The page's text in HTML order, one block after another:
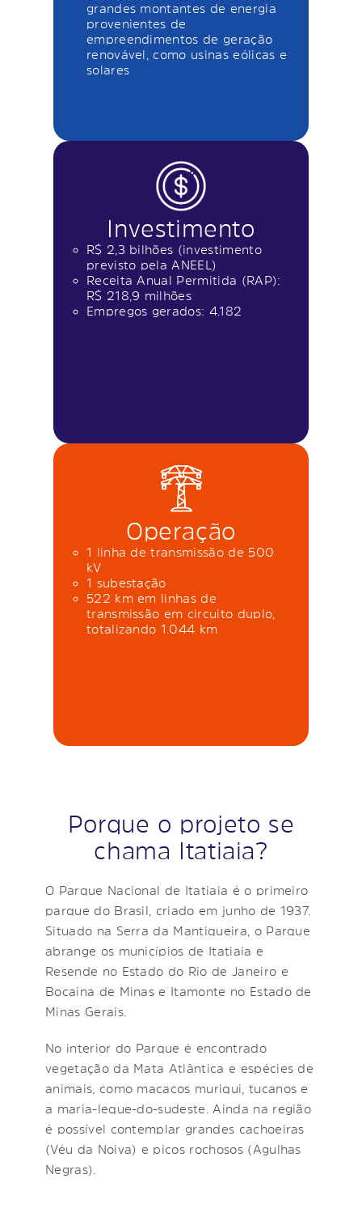
grandes montantes de energia
provenientes de
empreendimentos de geração
renovável, como usinas eólicas e
solares
Investimento
R$ 2,3 bilhões (investimento
previsto pela ANEEL)
Receita Anual Permitida (RAP):
R$ 218,9 milhões
Empregos gerados: 4.182
Operação
1 linha de transmissão de 500
kV
1 subestação
522 km em linhas de
transmissão em circuito duplo,
totalizando 1.044 km
Porque o projeto se
chama Itatiaia?
O Parque Nacional de Itatiaia é o primeiro
parque do Brasil, criado em junho de 1937.
Situado na Serra da Mantiqueira, o Parque
abrange os municípios de Itatiaia e
Resende no Estado do Rio de Janeiro e
Bocaina de Minas e Itamonte no Estado de
Minas Gerais.
No interior do Parque é encontrado
vegetação da Mata Atlântica e espécies de
animais, como macacos muriqui, tucanos e
a maria-leque-do-sudeste. Ainda na região
é possível contemplar grandes cachoeiras
(Véu da Noiva) e picos rochosos (Agulhas
Negras).